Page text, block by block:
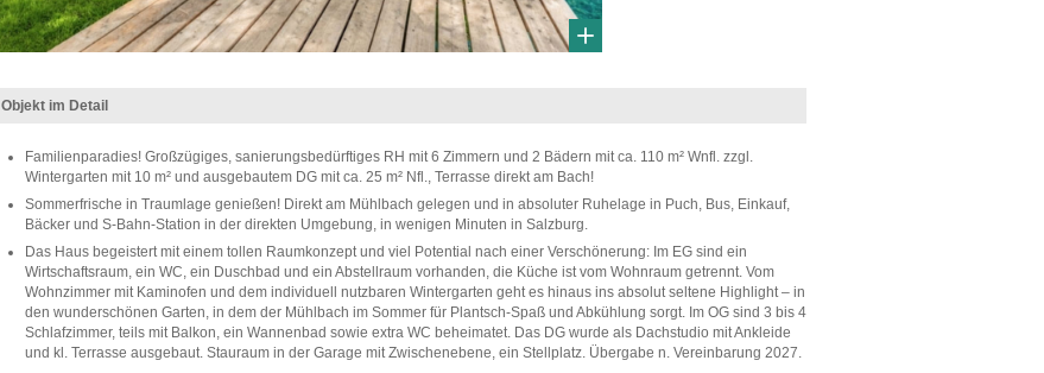
Objekt im Detail
Familienparadies! Großzügiges, sanierungsbedürftiges RH mit 6 Zimmern und 2 Bädern mit ca. 110 m² Wnfl. zzgl.
Wintergarten mit 10 m² und ausgebautem DG mit ca. 25 m² Nfl., Terrasse direkt am Bach!
Sommerfrische in Traumlage genießen! Direkt am Mühlbach gelegen und in absoluter Ruhelage in Puch, Bus, Einkauf,
Bäcker und S-Bahn-Station in der direkten Umgebung, in wenigen Minuten in Salzburg.
Das Haus begeistert mit einem tollen Raumkonzept und viel Potential nach einer Verschönerung: Im EG sind ein
Wirtschaftsraum, ein WC, ein Duschbad und ein Abstellraum vorhanden, die Küche ist vom Wohnraum getrennt. Vom
Wohnzimmer mit Kaminofen und dem individuell nutzbaren Wintergarten geht es hinaus ins absolut seltene Highlight – in
den wunderschönen Garten, in dem der Mühlbach im Sommer für Plantsch-Spaß und Abkühlung sorgt. Im OG sind 3 bis 4
Schlafzimmer, teils mit Balkon, ein Wannenbad sowie extra WC beheimatet. Das DG wurde als Dachstudio mit Ankleide
und kl. Terrasse ausgebaut. Stauraum in der Garage mit Zwischenebene, ein Stellplatz. Übergabe n. Vereinbarung 2027.